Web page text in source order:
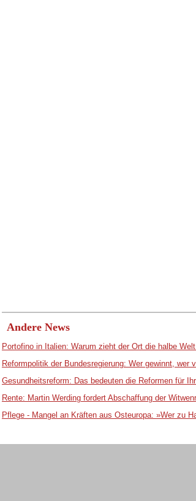
Andere News
Portofino in Italien: Warum zieht der Ort die halbe
Reformpolitik der Bundesregierung: Wer gewinnt, wer
Gesundheitsreform: Das bedeuten die Reformen für
Rente: Martin Werding fordert Abschaffung der
Pflege - Mangel an Kräften aus Osteuropa: »Wer zu